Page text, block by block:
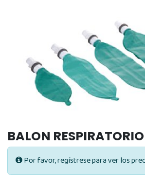
BALON
Por favor, regístrese para ver los